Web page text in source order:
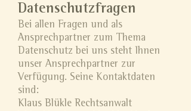
Datenschutzfragen
Bei allen Fragen und als
Ansprechpartner zum Thema
Datenschutz bei uns steht Ihnen
unser Ansprechpartner zur
Verfügung. Seine Kontaktdaten
sind:
Klaus Blükle Rechtsanwalt